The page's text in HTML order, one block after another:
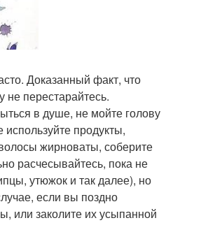
Доказанный факт, что
перестарайтесь.
в душе, не мойте голову
продукты,
жирноваты, соберите
расчесывайтесь, пока не
утюжок и так далее), но
если вы поздно
или заколите их усыпанной